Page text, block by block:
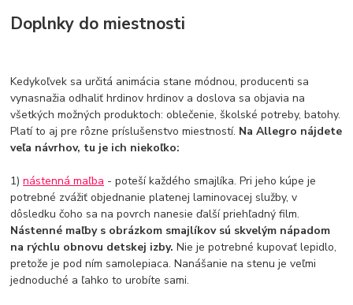
Doplnky do miestnosti
Kedykoľvek sa určitá animácia stane módnou, producenti sa
vynasnažia odhaliť hrdinov hrdinov a doslova sa objavia na
všetkých možných produktoch: oblečenie, školské potreby, batohy.
Platí to aj pre rôzne príslušenstvo miestností. Na Allegro nájdete
veľa návrhov, tu je ich niekoľko:
1)nástenná maľba - poteší každého smajlíka. Pri jeho kúpe je
potrebné zvážiť objednanie platenej laminovacej služby, v
dôsledku čoho sa na povrch nanesie ďalší priehľadný film.
Nástenné maľby s obrázkom smajlíkov sú skvelým nápadom
na rýchlu obnovu detskej izby.Nie je potrebné kupovať lepidlo,
pretože je pod ním samolepiaca. Nanášanie na stenu je veľmi
jednoduché a ľahko to urobíte sami.